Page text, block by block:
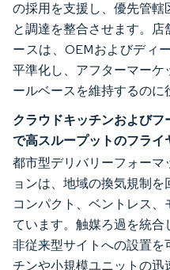
の採用を支援し、優先管
と調達を整合させます。
ースは、OEMおよびディ
平準化し、アフターマーケ
ールベースを維持するのに
クラウドキッチンおよびフ
で高スループットのフライ
都市型デリバリーフォー
ョンは、地域の換気規制
コンパクト、ベントレス
ています。触媒ろ過を統合
非従来型サイトへの設置を
チンや小規模ユニットの迅